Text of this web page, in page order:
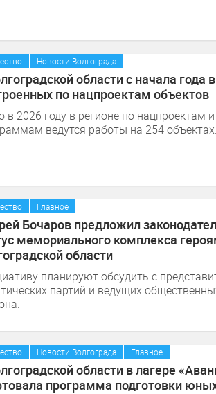
Новости Волгограда
области с начала года
по нацпроектам объектов
в 2026 году в регионе по нацпроектам
ведутся работы на 254 объектах.
Главное
Бочаров предложил
мемориального комплекса
области
планируют обсудить с
партий и ведущих
Новости Волгограда Главное
области в лагере
программа подготовки